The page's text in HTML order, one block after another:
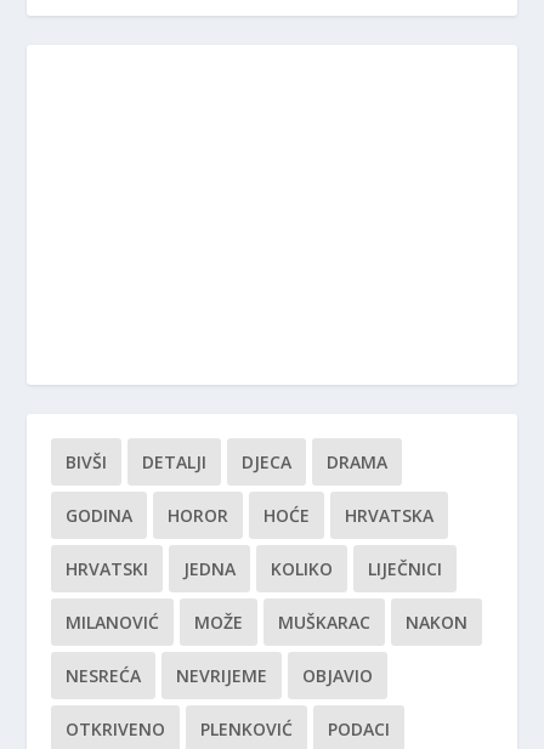
BIVŠI DETALJI DJECA DRAMA
GODINA HOROR HOĆE HRVATSKA
HRVATSKI JEDNA KOLIKO LIJEČNICI
MILANOVIĆ MOŽE MUŠKARAC NAKON
NESREĆA NEVRIJEME OBJAVIO
OTKRIVENO PLENKOVIĆ PODACI